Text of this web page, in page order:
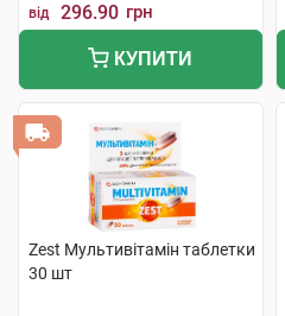
від 296.90 грн
КУПИТИ
Zest Мультивітамін таблетки
30 шт